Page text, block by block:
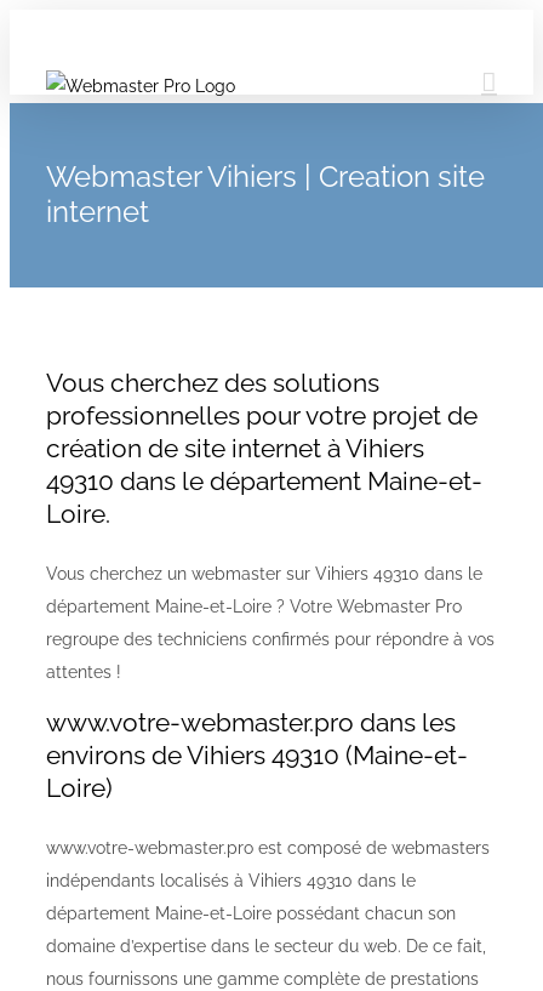
Webmaster Vihiers | Creation site
internet
Vous cherchez des solutions
professionnelles pour votre projet de
création de site internet à Vihiers
49310 dans le département Maine-et-
Loire.
Vous cherchez un webmaster sur Vihiers 49310 dans le
département Maine-et-Loire ? Votre Webmaster Pro
regroupe des techniciens confirmés pour répondre à vos
attentes !
www.votre-webmaster.pro dans les
environs de Vihiers 49310 (Maine-et-
Loire)
www.votre-webmaster.pro est composé de webmasters
indépendants localisés à Vihiers 49310 dans le
département Maine-et-Loire possédant chacun son
domaine d’expertise dans le secteur du web. De ce fait,
nous fournissons une gamme complète de prestations